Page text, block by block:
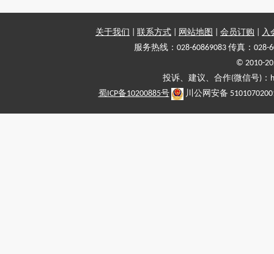
关于我们 联系方式 网站地图 会员订购
入
服务热线：028-60869083 传真：028-
© 2010-
投诉、建议、合作(微信号)
蜀ICP备10200885号
川公网安备